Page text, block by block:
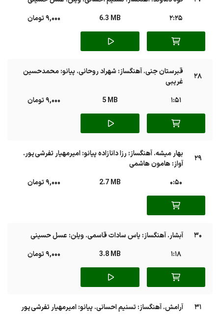
2:25
6.3 MB 9,000 تومان
28
قبرستان جنی. آهنگساز: شهراد روحانی. پیانو: محمدحسین
غریبی
1:51
5 MB 9,000 تومان
29
بهار میشه. آهنگساز: رزا دانا زاده پیانو: امیرمهیار تفرشی پور.
آواز: هامون هاشمی
0:50
2.7 MB 9,000 تومان
30
آبشار. آهنگساز: یاس سادات قاسمی. ویلن: عسل حسینی
1:18
3.8 MB 9,000 تومان
31
آرامش. آهنگساز: تسنیم احسانی. پیانو: امیرمهیار تفرشی پور